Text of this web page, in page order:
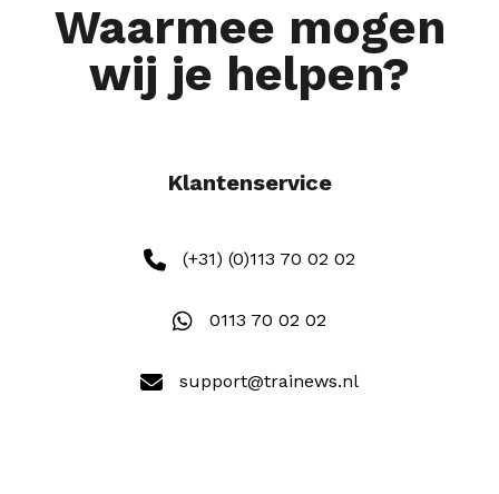
Waarmee mogen
wij je helpen?
Klantenservice
(+31) (0)113 70 02 02
0113 70 02 02
support@trainews.nl